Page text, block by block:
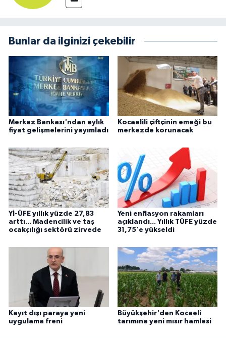
Bunlar da ilginizi çekebilir
Merkez Bankası'ndan aylık
fiyat gelişmelerini yayımladı
Kocaelili çiftçinin emeği bu
merkezde korunacak
Yİ-ÜFE yıllık yüzde 27,83
arttı... Madencilik ve taş
ocakçılığı sektörü zirvede
Yeni enflasyon rakamları
açıklandı... Yıllık TÜFE yüzde
31,75'e yükseldi
Kayıt dışı paraya yeni
uygulama freni
Büyükşehir'den Kocaeli
tarımına yeni mısır hamlesi